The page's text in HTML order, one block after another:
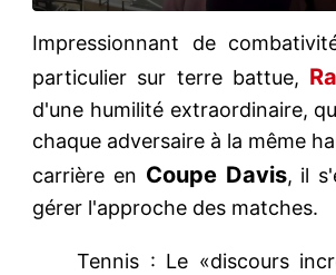
Impressionnant de
particulier sur terre battue,
d'une humilité extraordinaire,
chaque adversaire à la même
carrière en Coupe Davis, il
gérer l'approche des matches.
Tennis : Le «discours